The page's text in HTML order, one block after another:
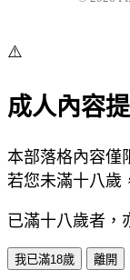
⚠️
成人內容
本部落格內容僅
若您未滿十八歲
已滿十八歲者，
我已滿18歲 離開